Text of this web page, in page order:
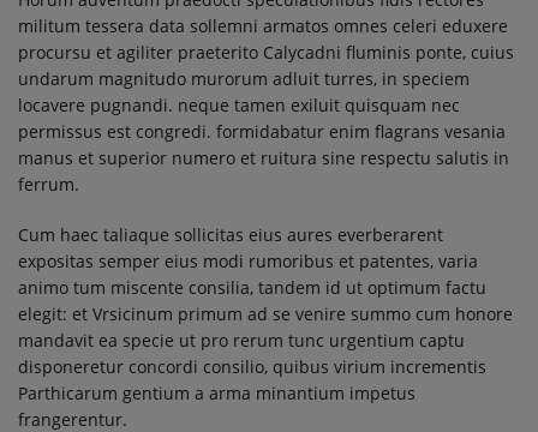
ARTISTS
PLAYLIST
PLAYED TRACKS
PHOTOS
PODCASTS
VIDEOS
militum tessera data sollemni armatos omnes celeri eduxere
procursu et agiliter praeterito Calycadni fluminis ponte, cuius
undarum magnitudo murorum adluit turres, in speciem
locavere pugnandi. neque tamen exiluit quisquam nec
permissus est congredi. formidabatur enim flagrans vesania
manus et superior numero et ruitura sine respectu salutis in
ferrum.
Cum haec taliaque sollicitas eius aures everberarent
expositas semper eius modi rumoribus et patentes, varia
animo tum miscente consilia, tandem id ut optimum factu
elegit: et Vrsicinum primum ad se venire summo cum honore
mandavit ea specie ut pro rerum tunc urgentium captu
disponeretur concordi consilio, quibus virium incrementis
Parthicarum gentium a arma minantium impetus
frangerentur.